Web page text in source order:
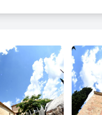
a tocar del camí ral,
és una obra gòtica de
hi figuren motius florals i
de planta rectangular de
Lanau lateral dreta